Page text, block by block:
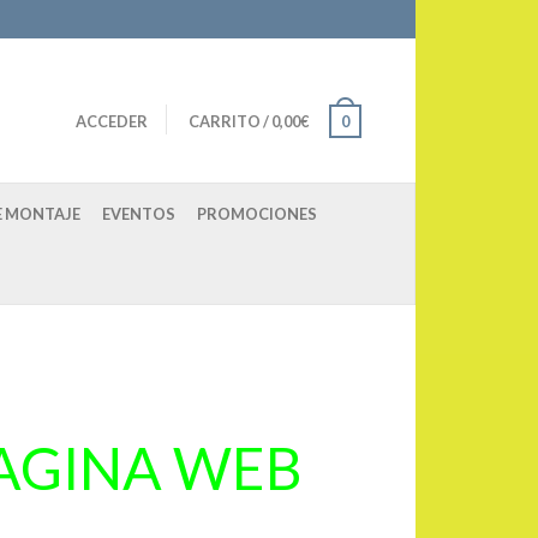
ACCEDER CARRITO/0,00€ 0
MONTAJE EVENTOS PROMOCIONES
WEB